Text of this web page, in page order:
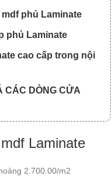
phủ Laminate
phủ Laminate
cao cấp trong nội
CÁC DÒNG CỬA
Laminate
2.700.00/m2